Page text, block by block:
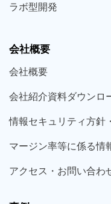
ラボ型開発
会社概要
会社概要
会社紹介資料ダウンロ
情報セキュリティ方針
マージン率等に係る情
アクセス・お問い合わ